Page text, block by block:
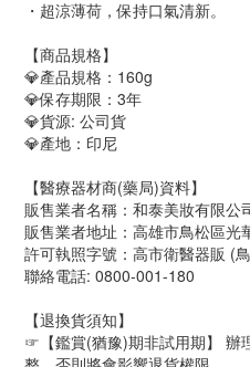
・超涼薄荷，保持口氣清新。
【商品規格】
💎產品規格：160g
💎保存期限：3年
💎貨源: 公司貨
💎產地：印尼
【醫療器材商(藥局)資料】
販售業者名稱：和泰美妝有限公
販售業者地址：高雄市鳥松區光
許可執照字號：高市衛醫器販 (
聯絡電話: 0800-001-180
【退換貨須知】
☞【鑑賞(猶豫)期非試用期】 辦